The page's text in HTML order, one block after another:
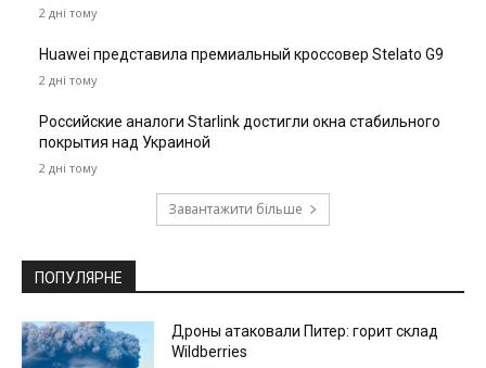
2 дні тому
Huawei представила премиальный кроссовер Stelato G9
2 дні тому
Российские аналоги Starlink достигли окна стабильного
покрытия над Украиной
2 дні тому
Завантажити більше
ПОПУЛЯРНЕ
Дроны атаковали Питер: горит склад
Wildberries